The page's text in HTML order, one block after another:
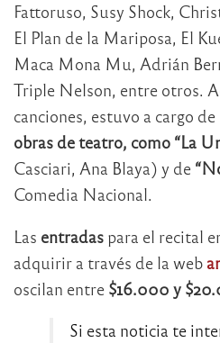
Fattoruso, Susy Shock,
El Plan de la Mariposa, El
Maca Mona Mu, Adrián
Triple Nelson, entre otros.
canciones, estuvo a cargo de
obras de teatro, como “La
Casciari, Ana Blaya) y de
Comedia Nacional.
Las entradas para el recital
adquirir a través de la web
oscilan entre $16.000 y
Si esta noticia te